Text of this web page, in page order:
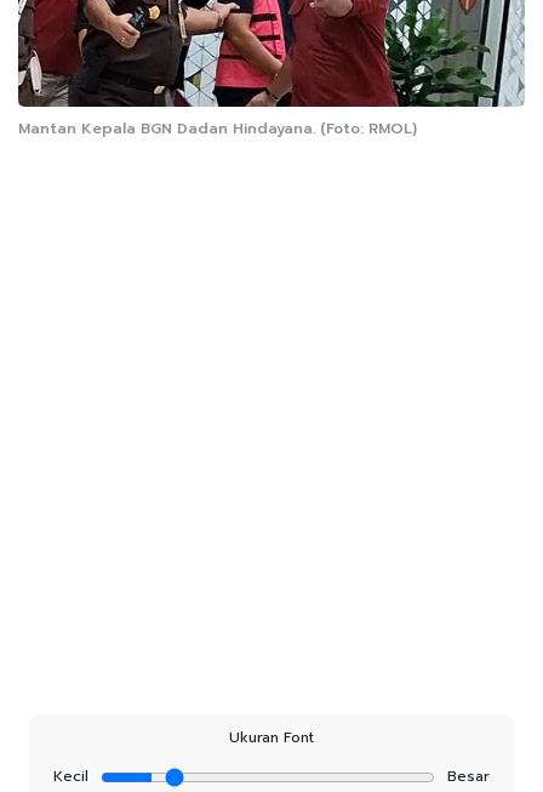
Mantan Kepala BGN Dadan Hindayana. (Foto: RMOL)
Ukuran Font
Kecil
Besar